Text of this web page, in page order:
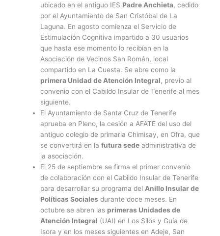
ubicado en el antiguo IES Padre Anchieta, cedido
por el Ayuntamiento de San Cristóbal de La
Laguna. En agosto comienza el Servicio de
Estimulación Cognitiva impartido a 30 usuarios
que hasta ese momento lo recibían en la
Asociación de Vecinos San Román, local
compartido en La Cuesta. Se abre como la
primera Unidad de Atención Integral, previo al
convenio con el Cabildo Insular de Tenerife al mes
siguiente.
El Ayuntamiento de Santa Cruz de Tenerife
aprueba en Pleno, la cesión a AFATE del uso del
antiguo colegio de primaria Chimisay, en Ofra, que
se convertirá en la futura sedeadministrativa de
la asociación.
El 25 de septiembre se firma el primer convenio
de colaboración con el Cabildo Insular de Tenerife
para desarrollar su programa del Anillo Insular de
Políticas Sociales durante doce meses. En
octubre se abren las primeras Unidades de
Atención Integral (UAI) en Los Silos y Guía de
Isora y en los meses siguientes en Adeje, San